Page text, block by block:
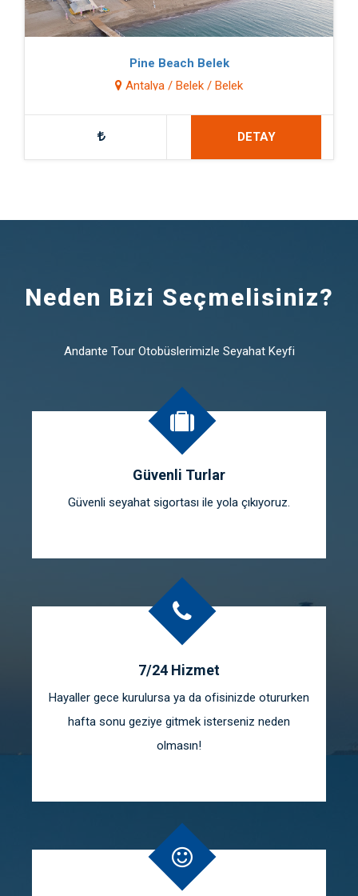
Pine Beach Belek
Antalya / Belek / Belek
DETAY
Neden Bizi Seçmelisiniz?
Andante Tour Otobüslerimizle Seyahat Keyfi
Güvenli Turlar
Güvenli seyahat sigortası ile yola çıkıyoruz.
7/24 Hizmet
Hayaller gece kurulursa ya da ofisinizde otururken
hafta sonu geziye gitmek isterseniz neden
olmasın!